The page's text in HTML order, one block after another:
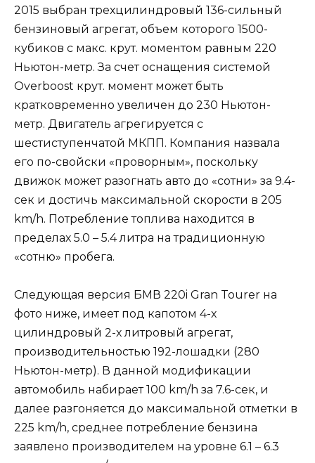
2015 выбран трехцилиндровый 136-сильный
бензиновый агрегат, объем которого 1500-
кубиков с макс. крут. моментом равным 220
Ньютон-метр. За счет оснащения системой
Overboost крут. момент может быть
кратковременно увеличен до 230 Ньютон-
метр. Двигатель агрегируется с
шестиступенчатой МКПП. Компания назвала
его по-свойски «проворным», поскольку
движок может разогнать авто до «сотни» за 9.4-
сек и достичь максимальной скорости в 205
km/h. Потребление топлива находится в
пределах 5.0 – 5.4 литра на традиционную
«сотню» пробега.
Следующая версия БМВ 220i Gran Tourer на
фото ниже, имеет под капотом 4-х
цилиндровый 2-х литровый агрегат,
производительностью 192-лошадки (280
Ньютон-метр). В данной модификации
автомобиль набирает 100 km/h за 7.6-сек, и
далее разгоняется до максимальной отметки в
225 km/h, среднее потребление бензина
заявлено производителем на уровне 6.1 – 6.3